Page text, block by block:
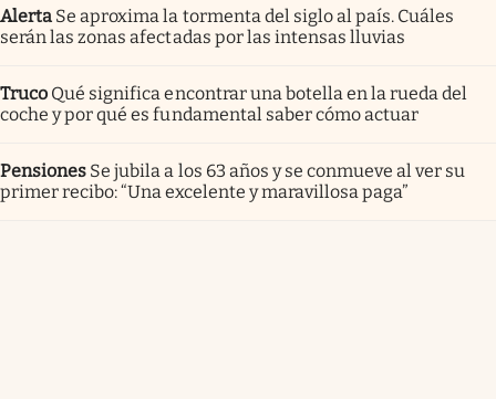
Alerta Se aproxima la tormenta del siglo al país. Cuáles
serán las zonas afectadas por las intensas lluvias
Truco Qué significa encontrar una botella en la rueda del
coche y por qué es fundamental saber cómo actuar
Pensiones Se jubila a los 63 años y se conmueve al ver su
primer recibo: “Una excelente y maravillosa paga”